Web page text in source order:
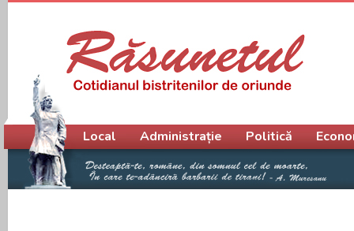
Meniu principal
Local Administrație Politică